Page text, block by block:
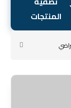
المنتجات